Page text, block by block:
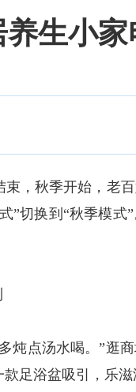
生小
秋季开始，老百
”切换到“秋季模
点汤水喝。”逛商
足浴盆吸引，乐